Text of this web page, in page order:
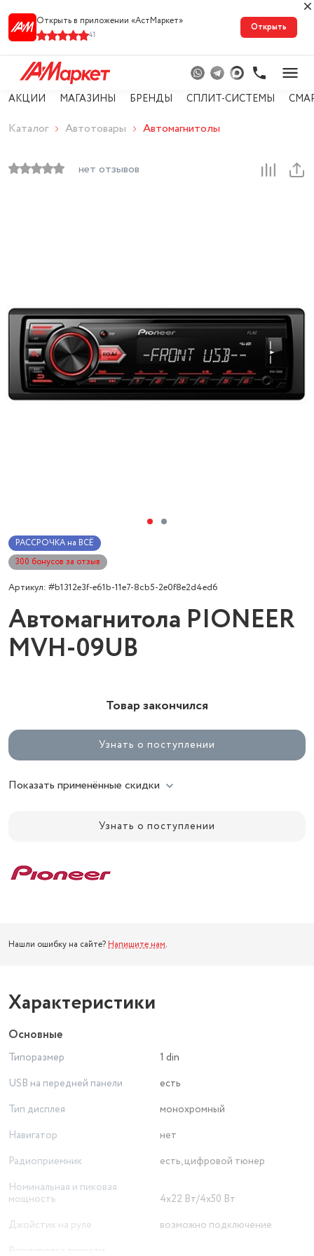
Открыть в приложении «АстМарке‪т‬»
41
Открыть
АКЦИИ МАГАЗИНЫ БРЕНДЫ СПЛИТ-СИСТЕМЫ
Каталог Автотовары Автомагнитолы
нет отзывов
РАССРОЧКА на ВСЁ
300 бонусов за отзыв
Артикул: #b1312e3f-e61b-11e7-8cb5-2e0f8e2d4ed6
Автомагнитола PIONEER
MVH-09UB
Товар закончился
Узнать о поступлении
Показать применённые скидки
Узнать о поступлении
Нашли ошибку на сайте? Напишите нам.
Характеристики
Основные
Типоразмер
1 din
USB на передней панели
есть
Тип дисплея
монохромный
Навигатор
нет
Радиоприемник
есть, цифровой тюнер
Номинальная и пиковая
мощность
4x22 Вт/4x50 Вт
Джойстик на руле
возможно подключение